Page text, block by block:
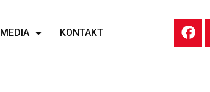
MEDIA KONTAKT